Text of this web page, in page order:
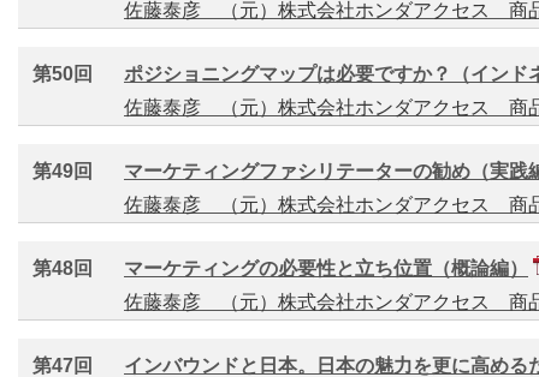
佐藤泰彦 （元）株式会社ホンダアクセス 商
第50回
ポジショニングマップは必要ですか？（インド
佐藤泰彦 （元）株式会社ホンダアクセス 商
第49回
マーケティングファシリテーターの勧め（実践
佐藤泰彦 （元）株式会社ホンダアクセス 商
第48回
マーケティングの必要性と立ち位置（概論編）
佐藤泰彦 （元）株式会社ホンダアクセス 商
第47回
インバウンドと日本。日本の魅力を更に高める